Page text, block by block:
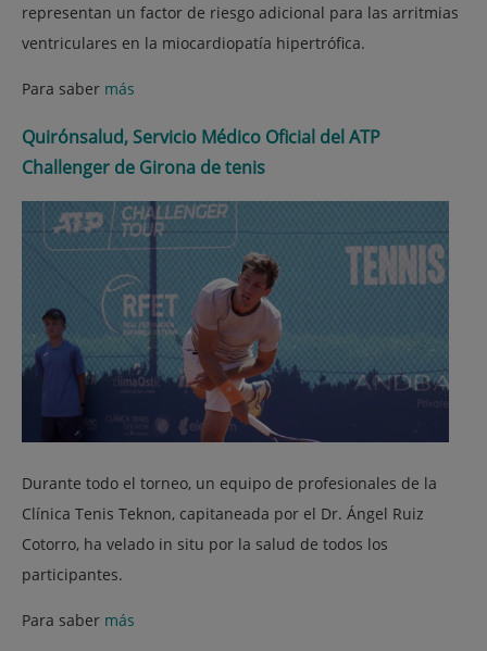
representan un factor de riesgo adicional para las arritmias
ventriculares en la miocardiopatía hipertrófica.
Para saber más
Quirónsalud, Servicio Médico Oficial del ATP
Challenger de Girona de tenis
Durante todo el torneo, un equipo de profesionales de la
Clínica Tenis Teknon, capitaneada por el Dr. Ángel Ruiz
Cotorro, ha velado in situ por la salud de todos los
participantes.
Para saber más